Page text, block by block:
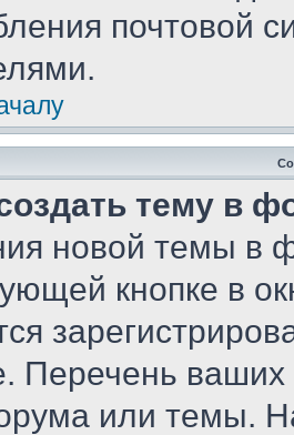
почтовой
тему в
новой темы в
кнопке в
Перечень ваших
или темы.